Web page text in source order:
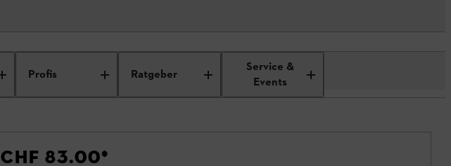
Profis Ratgeber
Service &
Events
CHF 83.00*